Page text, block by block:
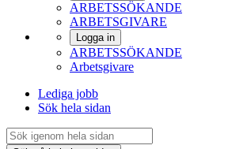
ARBETSSÖKANDE
ARBETSGIVARE
Logga in
ARBETSSÖKANDE
Arbetsgivare
Lediga jobb
Sök hela sidan